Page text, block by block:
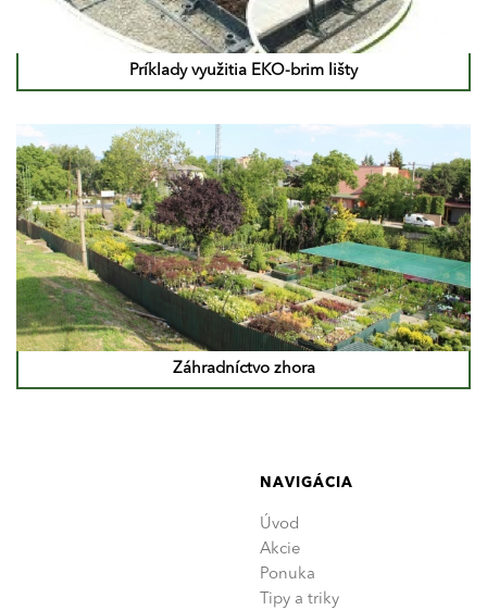
Príklady využitia EKO-brim lišty
Záhradníctvo zhora
NAVIGÁCIA
Úvod
Akcie
Ponuka
Tipy a triky